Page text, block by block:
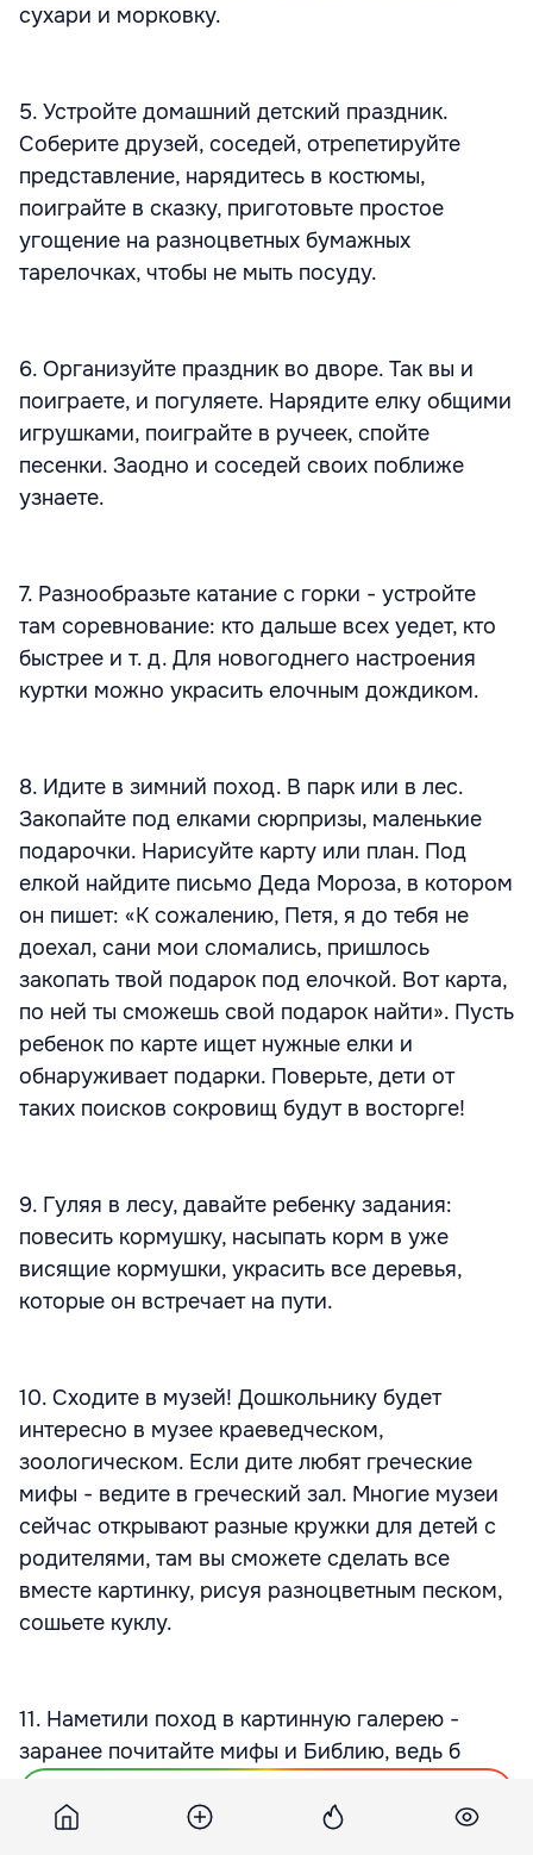
сухари и морковку.
5. Устройте домашний детский праздник.
Соберите друзей, соседей, отрепетируйте
представление, нарядитесь в костюмы,
поиграйте в сказку, приготовьте простое
угощение на разноцветных бумажных
тарелочках, чтобы не мыть посуду.
6. Организуйте праздник во дворе. Так вы и
поиграете, и погуляете. Нарядите елку общими
игрушками, поиграйте в ручеек, спойте
песенки. Заодно и соседей своих поближе
узнаете.
7. Разнообразьте катание с горки - устройте
там соревнование: кто дальше всех уедет, кто
быстрее и т. д. Для новогоднего настроения
куртки можно украсить елочным дождиком.
8. Идите в зимний поход. В парк или в лес.
Закопайте под елками сюрпризы, маленькие
подарочки. Нарисуйте карту или план. Под
елкой найдите письмо Деда Мороза, в котором
он пишет: «К сожалению, Петя, я до тебя не
доехал, сани мои сломались, пришлось
закопать твой подарок под елочкой. Вот карта,
по ней ты сможешь свой подарок найти». Пусть
ребенок по карте ищет нужные елки и
обнаруживает подарки. Поверьте, дети от
таких поисков сокровищ будут в восторге!
9. Гуляя в лесу, давайте ребенку задания:
повесить кормушку, насыпать корм в уже
висящие кормушки, украсить все деревья,
которые он встречает на пути.
10. Сходите в музей! Дошкольнику будет
интересно в музее краеведческом,
зоологическом. Если дите любят греческие
мифы - ведите в греческий зал. Многие музеи
сейчас открывают разные кружки для детей с
родителями, там вы сможете сделать все
вместе картинку, рисуя разноцветным песком,
сошьете куклу.
11. Наметили поход в картинную галерею -
заранее почитайте мифы и Библию, ведь б